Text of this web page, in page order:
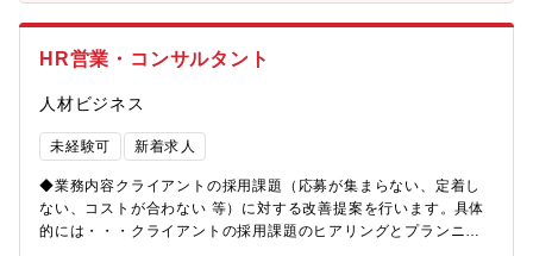
ート率は100％＜流通・サービス業＞・旅行系サイト／飲食系サイ
ム等＜金融業＞・インターネットバンキングシステム／クラウド
系＞・年金システム／健康保険システム／税務関連システム等
【募集背景】案件拡大に伴う増員【働き方】リモートワーク中心
ですが、作業内容によっては計画的な出社対応もございます。
【キャリアパス】・現場でプロジェクトリーダー、プロジェクト
マネージャーの経験を高めながら新たな業種や工程にチャレンジ
する事ができます。・更なる上流を目指す方には、同社のITコン
HR営業・コンサルタント
人材ビジネス
未経験可 新着求人
◆業務内容クライアントの採用課題（応募が集まらない、定着し
ない、コストが合わない 等）に対する改善提案を行います。具体
的には・・・クライアントの採用課題のヒアリングとプランニン